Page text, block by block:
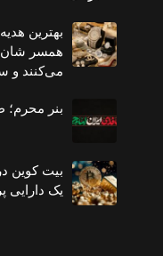
بهترین
همسر شان
می‌کنند و
بنر محرم؛
یک دارایی